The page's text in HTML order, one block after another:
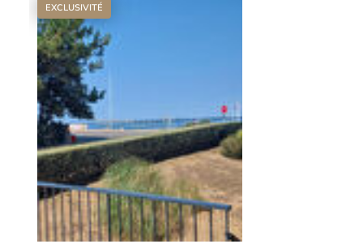
EXCLUSIVITÉ